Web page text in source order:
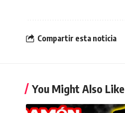
Compartir esta noticia
You Might Also Like